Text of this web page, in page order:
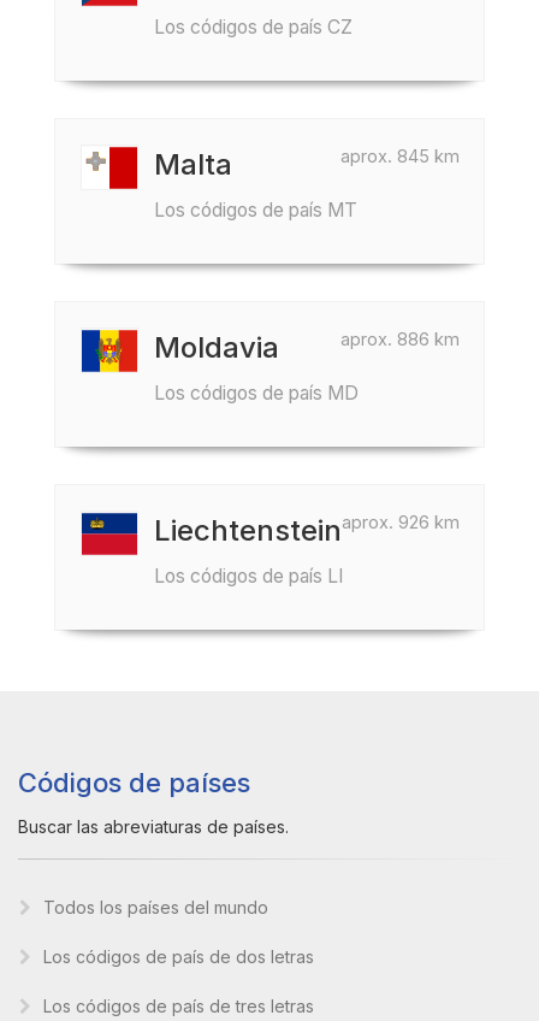
Los códigos de país CZ
aprox. 845 km
Malta
Los códigos de país MT
aprox. 886 km
Moldavia
Los códigos de país MD
aprox. 926 km
Liechtenstein
Los códigos de país LI
Códigos de países
Buscar las abreviaturas de países.
Todos los países del mundo
Los códigos de país de dos letras
Los códigos de país de tres letras